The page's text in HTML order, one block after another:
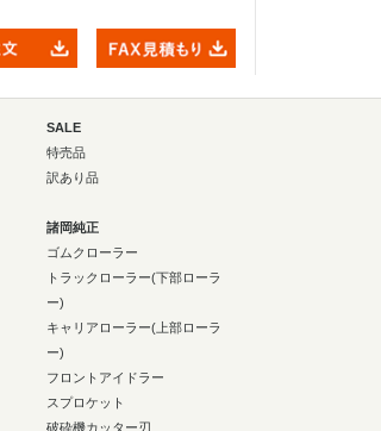
SALE
特売品
訳あり品
諸岡純正
ゴムクローラー
トラックローラー(下部ローラ
ー)
キャリアローラー(上部ローラ
ー)
フロントアイドラー
スプロケット
破砕機カッター刃